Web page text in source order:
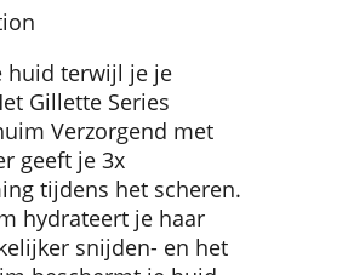
huid terwijl je je
Gillette Series
Verzorgend met
geeft je 3x
tijdens het scheren.
hydrateert je haar
snijden- en het